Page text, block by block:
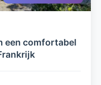
een comfortabel